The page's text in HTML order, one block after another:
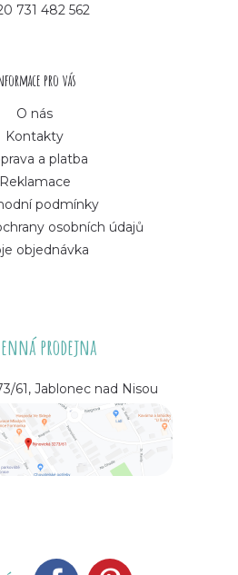
731 482 562
pro vás
O nás
Kontakty
a platba
Reklamace
podmínky
osobních údajů
objednávka
prodejna
61, Jablonec nad Nisou